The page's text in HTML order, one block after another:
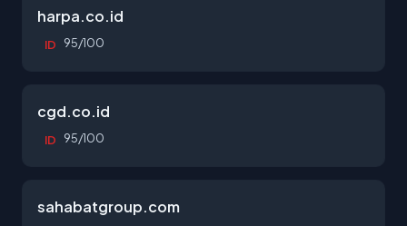
harpa.co.id
ID 95/100
cgd.co.id
ID 95/100
sahabatgroup.com